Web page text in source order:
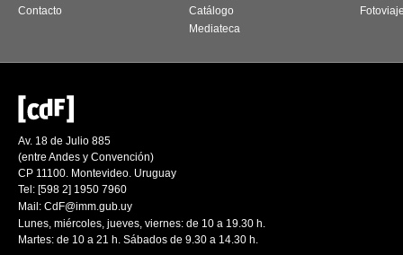
Contacto
Catálogo
Mediateca
Av. 18 de Julio 885
(entre Andes y Convención)
CP 11100. Montevideo. Uruguay
Tel: [598 2] 1950 7960
Mail: CdF@imm.gub.uy
Lunes, miércoles, jueves, viernes: de 10 a 19.30 h.
Martes: de 10 a 21 h. Sábados de 9.30 a 14.30 h.